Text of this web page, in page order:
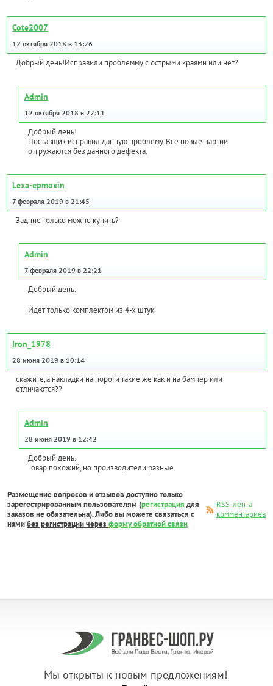
Cote2007
12 октября 2018 в 13:26
Добрый день!Исправили проблемму с острыми краями или нет?
Admin
12 октября 2018 в 22:11
Добрый день!
Поставщик исправил данную проблему. Все новые партии
отгружаются без данного дефекта.
Lexa-epmoxin
7 февраля 2019 в 21:45
Задние только можно купить?
Admin
7 февраля 2019 в 22:21
Добрый день.
Идет только комплектом из 4-х штук.
Iron_1978
28 июня 2019 в 10:14
скажите,а накладки на пороги такие же как и на бампер или
отличаются??
Admin
28 июня 2019 в 12:42
Добрый день.
Товар похожий, но производители разные.
Размещение вопросов и отзывов доступно только
зарегестрированным пользователям (регистрация для
заказов не обязательна). Либо вы можете связаться с
намибез регистрации через форму обратной связи
RSS-лента
комментариев
Мы открыты к новым предложениям!